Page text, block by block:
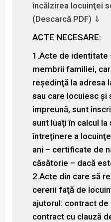
încălzirea locuinţei
(Descarcă PDF) ⇓
ACTE NECESARE:
1.Acte de identitate
membrii familiei,
reşedinţă la adresa
sau care locuiesc şi
împreună, sunt
sunt luaţi în calcul
întreţinere a
ani – certificate de
căsătorie – dacă
2.Acte din care să
cererii faţă de
ajutorul: contract de
contract cu clauză